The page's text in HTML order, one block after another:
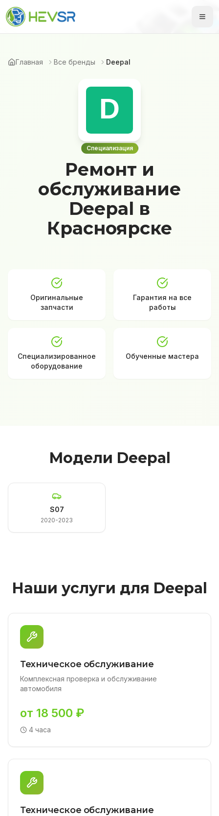
Главная Все бренды Deepal
Специализация
Ремонт и
обслуживание
Deepal в
Красноярске
Оригинальные
запчасти
Гарантия на все
работы
Специализированное
оборудование
Обученные мастера
Модели Deepal
S07
2020-2023
Наши услуги для Deepal
Техническое обслуживание
Комплексная проверка и обслуживание
автомобиля
от 18 500 ₽
4 часа
Техническое обслуживание